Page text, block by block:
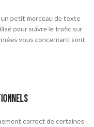
un petit morceau de texte
pour suivre le trafic sur
vous concernant sont
correct de certaines